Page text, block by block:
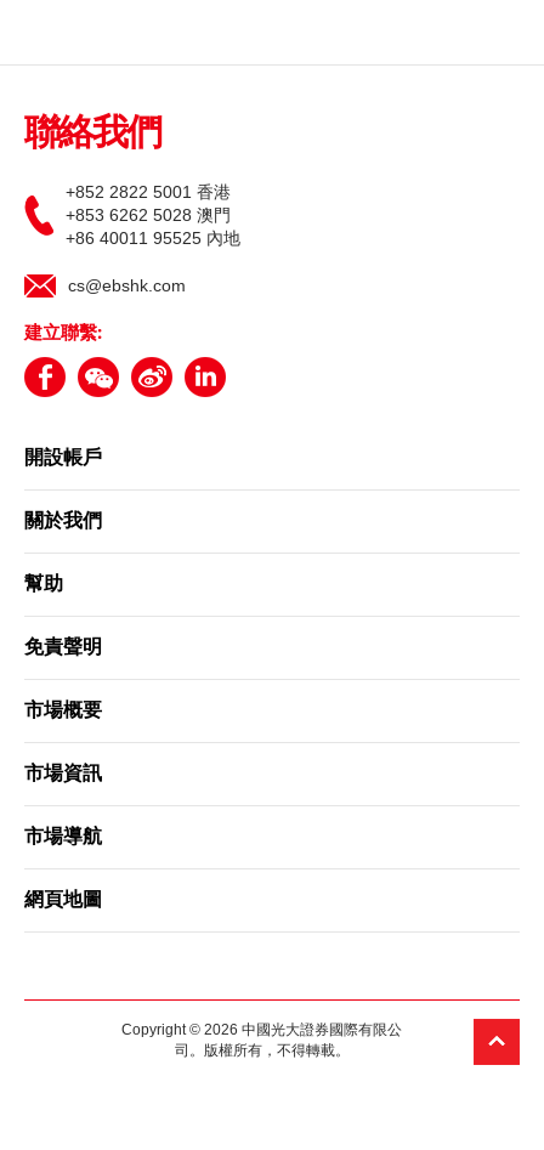
流動期貨交易
股票期權寶
雙重認證機制（2FA）
衍生產品知識
財務計算機
證券按倉比率查詢
客戶同意書 - 香港投資者識別碼制度及場外證券交易匯報制度
及首次公開招股結算平台
網絡安全意識
聯絡我們
+852 2822 5001 香港
+853 6262 5028 澳門
+86 40011 95525 內地
cs@ebshk.com
建立聯繫:
開設帳戶
關於我們
幫助
免責聲明
市場概要
市場資訊
市場導航
網頁地圖
Copyright © 2026 中國光大證券國際有限公
司。版權所有，不得轉載。